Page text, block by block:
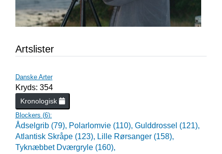
Artslister
Danske Arter
Kryds: 354
Kronologisk
Blockers (6):
Ådselgrib (79), Polarlomvie (110), Gulddrossel (121),
Atlantisk Skråpe (123), Lille Rørsanger (158),
Tyknæbbet Dværgryle (160),